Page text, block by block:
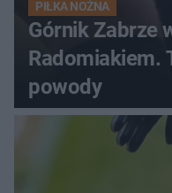
PIŁKA NOŻNA
Górnik Zabrze
Radomiakiem.
powody